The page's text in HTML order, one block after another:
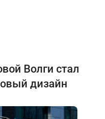
Волги стал
дизайн